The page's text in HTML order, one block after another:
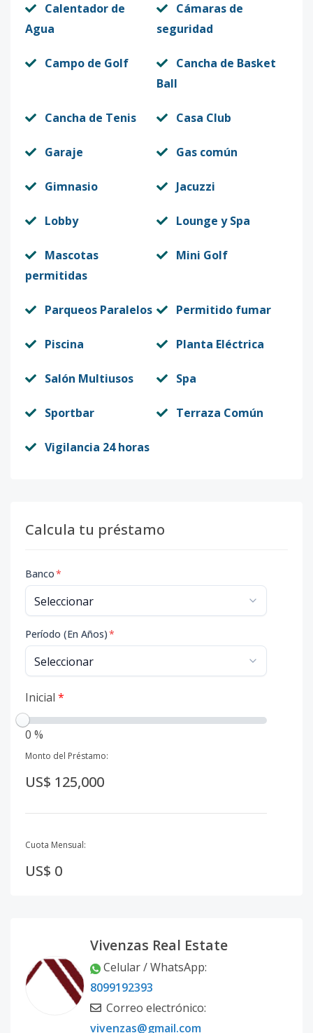
Calentador de
Agua
Cámaras de
seguridad
Campo de Golf
Cancha de Basket
Ball
Cancha de Tenis Casa Club
Garaje Gas común
Gimnasio Jacuzzi
Lobby Lounge y Spa
Mascotas
permitidas
Mini Golf
Parqueos Paralelos Permitido fumar
Piscina Planta Eléctrica
Salón Multiusos Spa
Sportbar Terraza Común
Vigilancia 24 horas
Calcula tu préstamo
Banco*
Período (En Años)*
Inicial *
0 %
Monto del Préstamo:
US$ 125,000
Cuota Mensual:
US$ 0
Vivenzas Real Estate
Celular / WhatsApp:
8099192393
Correo electrónico:
vivenzas@gmail.com